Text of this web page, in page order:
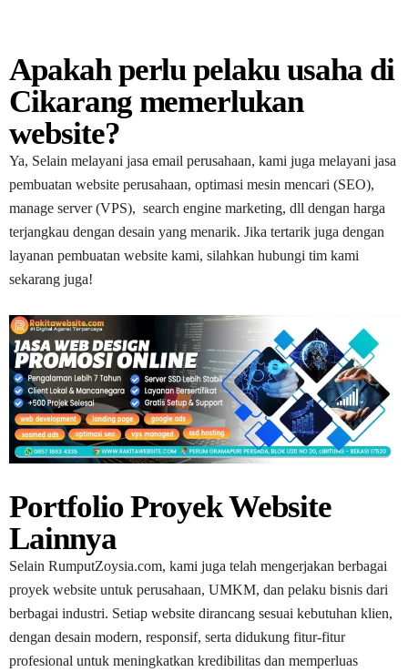
Apakah perlu pelaku usaha di
Cikarang memerlukan
website?
Ya, Selain melayani jasa email perusahaan, kami juga melayani jasa
pembuatan website perusahaan, optimasi mesin mencari (SEO),
manage server (VPS), search engine marketing, dll dengan harga
terjangkau dengan desain yang menarik. Jika tertarik juga dengan
layanan pembuatan website kami, silahkan hubungi tim kami
sekarang juga!
Portfolio Proyek Website
Lainnya
Selain RumputZoysia.com, kami juga telah mengerjakan berbagai
proyek website untuk perusahaan, UMKM, dan pelaku bisnis dari
berbagai industri. Setiap website dirancang sesuai kebutuhan klien,
dengan desain modern, responsif, serta didukung fitur-fitur
profesional untuk meningkatkan kredibilitas dan memperluas